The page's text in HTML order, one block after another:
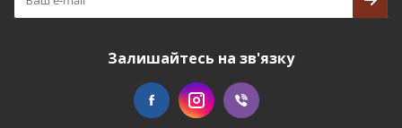
Залишайтесь на зв'язку